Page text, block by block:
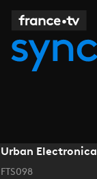
Urban Electronica
FTS098